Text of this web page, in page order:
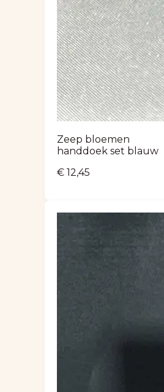
Zeep bloemen
handdoek set blauw
€ 12,45